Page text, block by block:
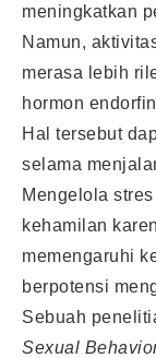
meningkatkan
Namun,
merasa lebih
hormon
Hal tersebut
selama
Mengelola
kehamilan
memengaruhi
berpotensi
Sebuah
Sexual